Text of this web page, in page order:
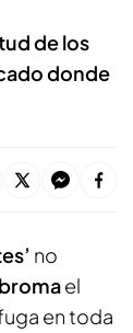
de los
donde
no
el
en toda